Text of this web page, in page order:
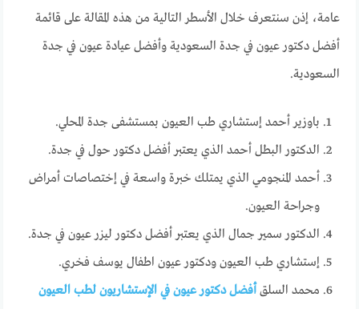
عامة، إذن سنتعرف خلال الأسطر التالية من هذه المقالة على قائمة
أفضل دكتور عيون في جدة السعودية وأفضل عيادة عيون في جدة
السعودية.
باوزير أحمد إستشاري طب العيون بمستشفى جدة المحلي.
الدكتور البطل أحمد الذي يعتبر أفضل دكتور حول في جدة.
أحمد المنجومي الذي يمتلك خبرة واسعة في إختصاصات أمراض
وجراحة العيون.
الدكتور سمير جمال الذي يعتبر أفضل دكتور ليزر عيون في جدة.
إستشاري طب العيون ودكتور عيون اطفال يوسف فخري.
محمد السلقأفضل دكتور عيون في الإستشاريون لطب العيون